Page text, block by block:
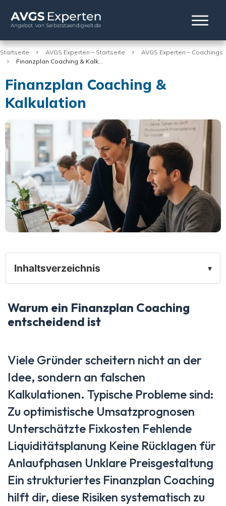
Startseite AVGS Experten – Startseite
AVGS Experten – Coachings
Finanzplan Coaching & Kalkulation
Finanzplan Coaching &
Kalkulation
Inhaltsverzeichnis ▾
Warum ein Finanzplan Coaching
entscheidend ist
Viele Gründer scheitern nicht an der
Idee, sondern an falschen
Kalkulationen. Typische Probleme sind:
Zu optimistische Umsatzprognosen
Unterschätzte Fixkosten Fehlende
Liquiditätsplanung Keine Rücklagen für
Anlaufphasen Unklare Preisgestaltung
Ein strukturiertes Finanzplan Coaching
hilft dir, diese Risiken systematisch zu